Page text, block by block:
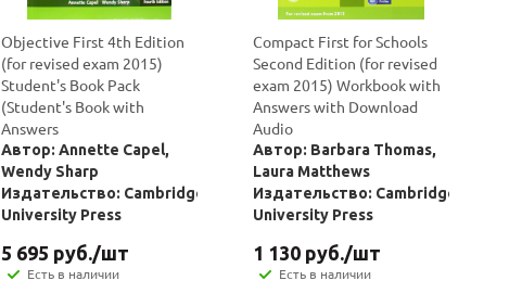
Objective First 4th Edition
(for revised exam 2015)
Student's Book Pack
(Student's Book with
Answers
Автор: Annette Capel,
Wendy Sharp
Издательство: Cambridge
University Press
5 695 руб./шт
Есть в наличии
Compact First for Schools
Second Edition (for revised
exam 2015) Workbook with
Answers with Download
Audio
Автор: Barbara Thomas,
Laura Matthews
Издательство: Cambridge
University Press
1 130 руб./шт
Есть в наличии